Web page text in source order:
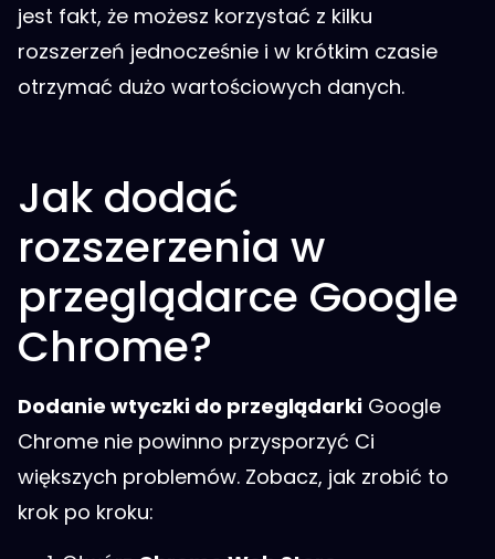
jest fakt, że możesz korzystać z kilku
rozszerzeń jednocześnie i w krótkim czasie
otrzymać dużo wartościowych danych.
Jak dodać
rozszerzenia w
przeglądarce Google
Chrome?
Dodanie wtyczki do przeglądarki Google
Chrome nie powinno przysporzyć Ci
większych problemów. Zobacz, jak zrobić to
krok po kroku: